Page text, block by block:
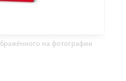
на фотографии